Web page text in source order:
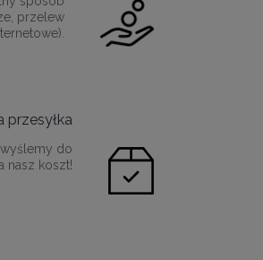
przelew
przesyłka
do
nasz koszt!